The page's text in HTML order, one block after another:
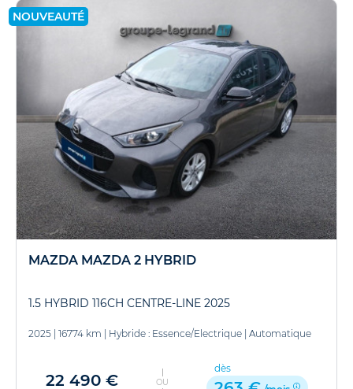
NOUVEAUTÉ
MAZDA MAZDA 2 HYBRID
1.5 HYBRID 116CH CENTRE-LINE 2025
2025 | 16774 km | Hybride : Essence/Electrique | Automatique
22 490 € OU
dès